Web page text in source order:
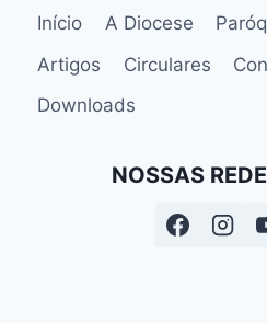
Início A Diocese
Artigos
Circulares
Downloads
NOSSAS